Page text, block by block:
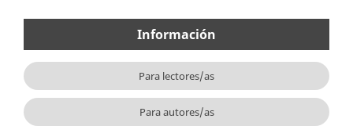
Información
Para lectores/as
Para autores/as